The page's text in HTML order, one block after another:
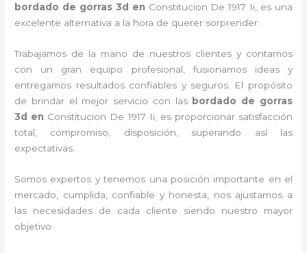
bordado de gorras 3d en Constitucion De 1917 Ii, es una
excelente alternativa a la hora de querer sorprender.
Trabajamos de la mano de nuestros clientes y contamos
con un gran equipo profesional, fusionamos ideas y
entregamos resultados confiables y seguros. El propósito
de brindar el mejor servicio con las bordado de gorras
3d en Constitucion De 1917 Ii, es proporcionar satisfacción
total, compromiso, disposición, superando así las
expectativas.
Somos expertos y tenemos una posición importante en el
mercado, cumplida, confiable y honesta, nos ajustamos a
las necesidades de cada cliente siendo nuestro mayor
objetivo.